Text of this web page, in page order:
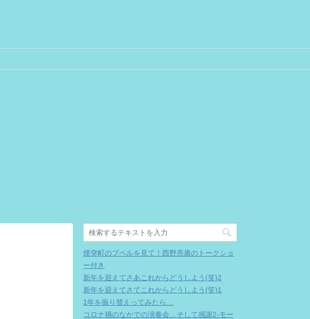
煙突町のプペルを見て！西野亮廣のトークショ
ー付き
新年を迎えてさあこれからどうしよう(笑)2
新年を迎えてさてこれからどうしよう(笑)1
1年を振り替えってみたら…
コロナ禍のなかでの演奏会…そして感謝2-モー